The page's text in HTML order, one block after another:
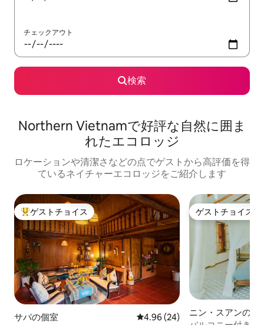
チェックアウト
検索
Northern Vietnamで好評な自然に囲ま
れたエコロッジ
ロケーションや清潔さなどの点でゲストから高評価を得
ているネイチャーエコロッジをご紹介します
大好評のゲストチョイスです。
ゲストチョイス
サパの個室 レビュー24件、5つ星中4.96つ
4.96 (24)
ゲストチョイス
ゲストチョイス
ニン・スアンの個